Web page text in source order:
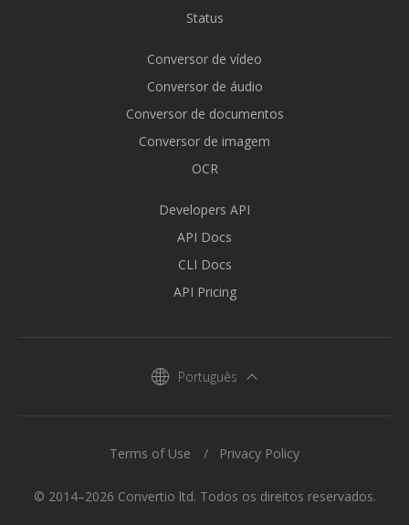
Status
Conversor de vídeo
Conversor de áudio
Conversor de documentos
Conversor de imagem
OCR
Developers API
API Docs
CLI Docs
API Pricing
Português
© 2014–2026 Convertio ltd. Todos os direitos reservados.
Terms of Use Privacy Policy